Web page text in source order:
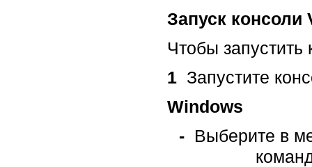
Запуск консоли
Чтобы запустить
1 Запустите
Windows
-Выберите в